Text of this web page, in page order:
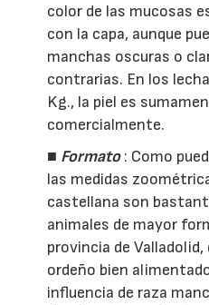
color de las mucosas
con la capa, aunque
manchas oscuras o
contrarias. En los
Kg., la piel es
comercialmente.
■ Formato : Como
las medidas
castellana son
animales de mayor
provincia de
ordeño bien
influencia de raza